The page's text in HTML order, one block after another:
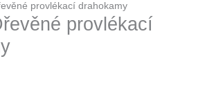
provlékací drahokamy
provlékací